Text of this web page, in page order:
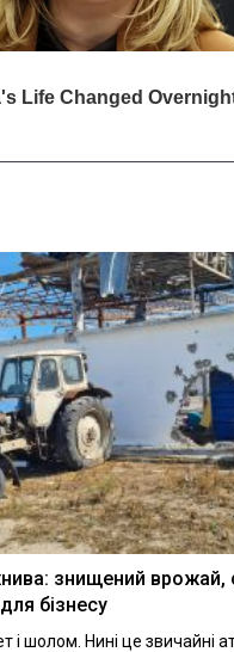
знищений врожай,
бізнесу
і шолом. Нині це звичайні